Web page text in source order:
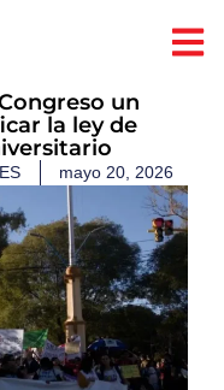
un
la ley de
mayo 20, 2026